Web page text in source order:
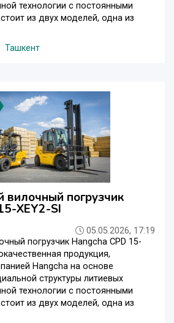
технологии с постоянными
из двух моделей, одна из
Ташкент
вилочный погрузчик
XEY2-SI
05.05.2026, 17:19
погрузчик Hangcha CPD 15-
продукция,
Hangcha на основе
структуры литиевых
технологии с постоянными
из двух моделей, одна из